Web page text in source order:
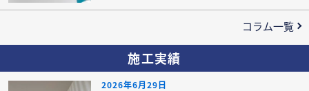
コラム一覧
施工実績
2026年6月29日